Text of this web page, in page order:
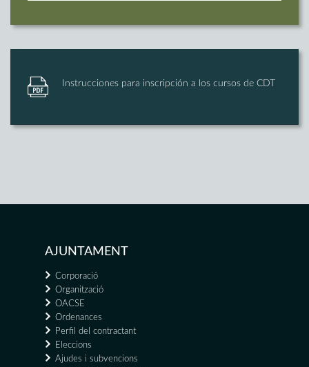
Instrucciones para inscripción a los cursos de CDT
AJUNTAMENT
Corporació
Organització
OACSE
Ordenances
Perfil del contractant
Eleccions
Ajudes i subvencions